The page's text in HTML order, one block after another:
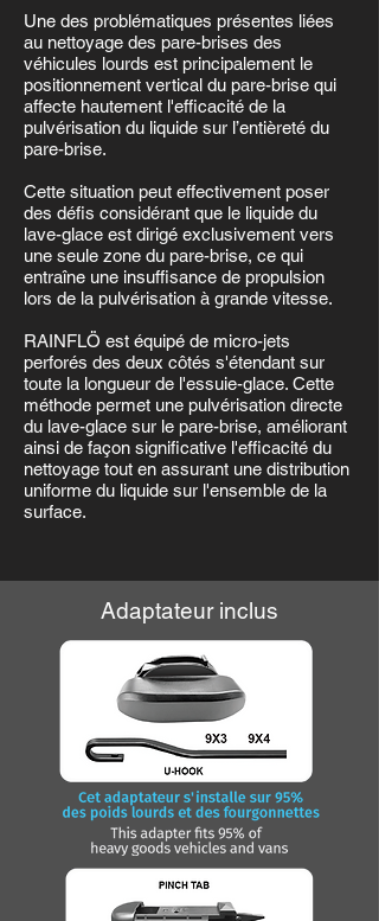
Une des problématiques présentes liées
au nettoyage des pare-brises des
véhicules lourds est principalement le
positionnement vertical du pare-brise qui
affecte hautement l'efficacité de la
pulvérisation du liquide sur l’entièreté du
pare-brise.
Cette situation peut effectivement poser
des défis considérant que le liquide du
lave-glace est dirigé exclusivement vers
une seule zone du pare-brise, ce qui
entraîne une insuffisance de propulsion
lors de la pulvérisation à grande vitesse.
RAINFLÖ est équipé de micro-jets
perforés des deux côtés s'étendant sur
toute la longueur de l'essuie-glace. Cette
méthode permet une pulvérisation directe
du lave-glace sur le pare-brise, améliorant
ainsi de façon significative l'efficacité du
nettoyage tout en assurant une distribution
uniforme du liquide sur l'ensemble de la
surface.
Adaptateur inclus